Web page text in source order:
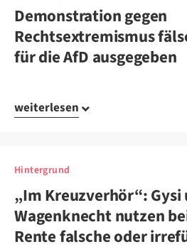
Demonstration gegen
Rechtsextremismus
für die AfD ausgegeben
weiterlesen
Hintergrund
„Im Kreuzverhör“: Gysi
Wagenknecht nutzen
Rente falsche oder